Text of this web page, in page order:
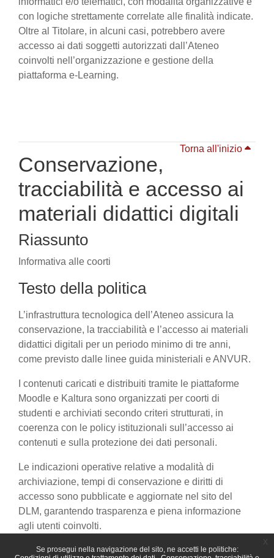
Se prosegui nella navigazione del sito, ne accetti le politiche:
con logiche strettamente correlate alle finalità indicate.
Oltre al Titolare, in alcuni casi, potrebbero avere
accesso ai dati soggetti autorizzati dall’Ateneo
coinvolti nell’organizzazione e gestione della
piattaforma e-Learning.
Torna all'inizio
Conservazione,
tracciabilità e accesso ai
materiali didattici digitali
Riassunto
Informativa alle coorti
Testo della politica
L’infrastruttura tecnologica dell’Ateneo assicura la
conservazione, la tracciabilità e l’accesso ai materiali
didattici digitali per un periodo minimo di tre anni,
come previsto dalle linee guida ministeriali e ANVUR.
I contenuti caricati e distribuiti tramite le piattaforme
Moodle e Kaltura sono organizzati per coorti di
studenti e archiviati secondo criteri strutturati, in
coerenza con le policy istituzionali sull’accesso ai
contenuti e sulla protezione dei dati personali.
Le indicazioni operative relative a modalità di
archiviazione, tempi di conservazione e diritti di
accesso sono pubblicate e aggiornate nel sito del
DLM, garantendo trasparenza e piena informazione
agli utenti coinvolti.